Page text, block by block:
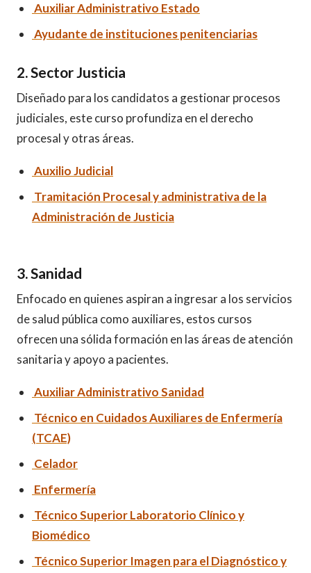
Auxiliar Administrativo Estado
Ayudante de instituciones penitenciarias
2. Sector Justicia
Diseñado para los candidatos a gestionar procesos
judiciales, este curso profundiza en el derecho
procesal y otras áreas.
Auxilio Judicial
Tramitación Procesal y administrativa de la
Administración de Justicia
3. Sanidad
Enfocado en quienes aspiran a ingresar a los servicios
de salud pública como auxiliares, estos cursos
ofrecen una sólida formación en las áreas de atención
sanitaria y apoyo a pacientes.
Auxiliar Administrativo Sanidad
Técnico en Cuidados Auxiliares de Enfermería
(TCAE)
Celador
Enfermería
TécnicoSuperior Laboratorio Clínico y
Biomédico
Técnico Superior Imagen para el Diagnóstico y